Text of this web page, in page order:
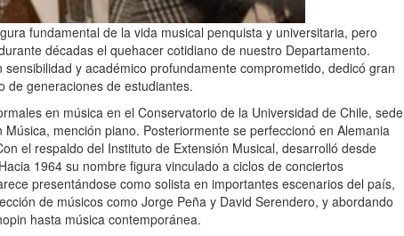
fundamental de la vida musical penquista y universitaria, pero
décadas el quehacer cotidiano de nuestro Departamento.
y académico profundamente comprometido, dedicó gran
de generaciones de estudiantes.
en música en el Conservatorio de la Universidad de Chile, sede
mención piano. Posteriormente se perfeccionó en Alemania
el respaldo del Instituto de Extensión Musical, desarrolló desde
1964 su nombre figura vinculado a ciclos de conciertos
presentándose como solista en importantes escenarios del país,
de músicos como Jorge Peña y David Serendero, y abordando
hasta música contemporánea.